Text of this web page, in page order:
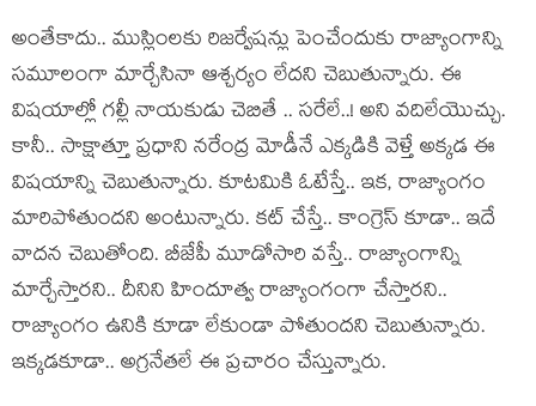
అంతేకాదు.. ముస్లింల‌కు రిజ‌ర్వేష‌న్లు పెంచేందుకు రాజ్యాంగాన్ని
స‌మూలంగా మార్చేసినా ఆశ్చ‌ర్యం లేదని చెబుతున్నారు. ఈ
విష‌యాల్లో గ‌ల్లీ నాయ‌కుడు చెబితే .. స‌రేలే..! అని వ‌దిలేయొచ్చు.
కానీ.. సాక్షాత్తూ ప్ర‌ధాని న‌రేంద్ర మోడీనే ఎక్క‌డికి వెళ్తే అక్క‌డ ఈ
విష‌యాన్ని చెబుతున్నారు. కూట‌మికి ఓటేస్తే.. ఇక‌, రాజ్యాంగం
మారిపోతుంద‌ని అంటున్నారు. క‌ట్ చేస్తే.. కాంగ్రెస్ కూడా.. ఇదే
వాద‌న చెబుతోంది. బీజేపీ మూడోసారి వ‌స్తే.. రాజ్యాంగాన్ని
మార్చేస్తార‌ని.. దీనిని హిందూత్వ రాజ్యాంగంగా చేస్తార‌ని..
రాజ్యాంగం ఉనికి కూడా లేకుండా పోతుందని చెబుతున్నారు.
ఇక్క‌డ‌కూడా.. అగ్ర‌నేత‌లే ఈ ప్ర‌చారం చేస్తున్నారు.